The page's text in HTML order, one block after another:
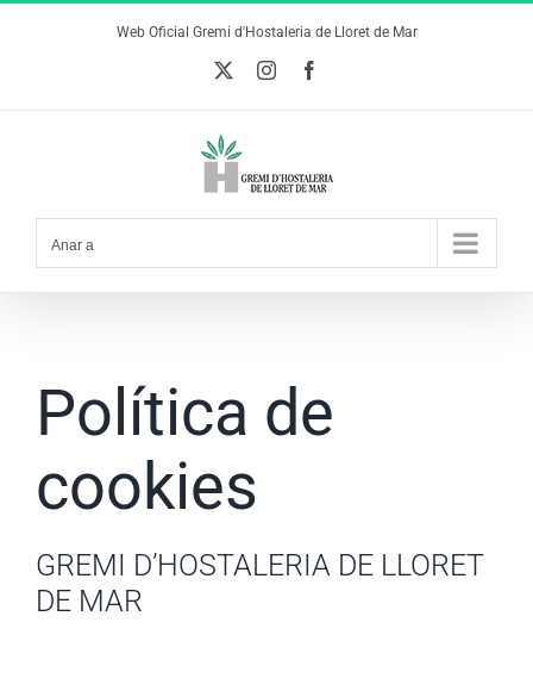
Web Oficial Gremi d'Hostaleria de Lloret de Mar
Instagram
Anar a
Política de
cookies
GREMI D’HOSTALERIA DE LLORET
DE MAR